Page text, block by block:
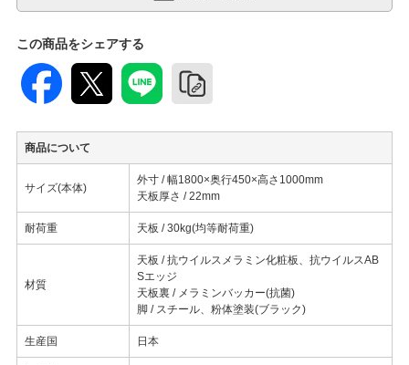
この商品をシェアする
商品について
サイズ(本体)
外寸 / 幅1800×奥行450×高さ1000mm
天板厚さ / 22mm
耐荷重 天板 / 30kg(均等耐荷重)
材質
天板 / 抗ウイルスメラミン化粧板、抗ウイルスAB
Sエッジ
天板裏 / メラミンバッカー(抗菌)
脚 / スチール、粉体塗装(ブラック)
生産国 日本